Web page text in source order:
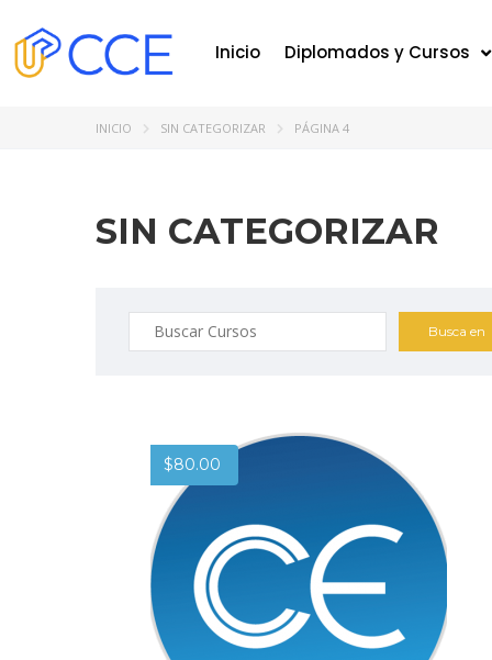
Inicio Diplomados y Cursos
INICIO SIN CATEGORIZAR PÁGINA 4
SIN CATEGORIZAR
$80.00